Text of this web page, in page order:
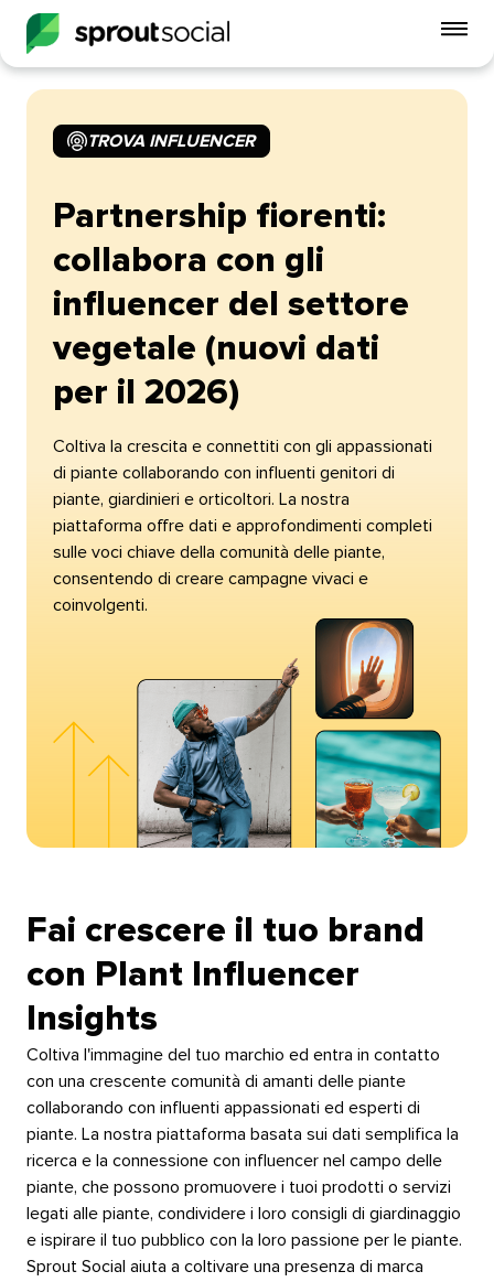
TROVA INFLUENCER​​
Partnership fiorenti:
collabora con gli
influencer del settore
vegetale (nuovi dati
per il 2026)​​
Coltiva la crescita e connettiti con gli appassionati
di piante collaborando con influenti genitori di
piante, giardinieri e orticoltori. La nostra
piattaforma offre dati e approfondimenti completi
sulle voci chiave della comunità delle piante,
consentendo di creare campagne vivaci e
coinvolgenti.​​
Fai crescere il tuo brand
con Plant Influencer
Insights​​
Coltiva l'immagine del tuo marchio ed entra in contatto
con una crescente comunità di amanti delle piante
collaborando con influenti appassionati ed esperti di
piante. La nostra piattaforma basata sui dati semplifica la
ricerca e la connessione con influencer nel campo delle
piante, che possono promuovere i tuoi prodotti o servizi
legati alle piante, condividere i loro consigli di giardinaggio
e ispirare il tuo pubblico con la loro passione per le piante.​​
Sprout Social aiuta a coltivare una presenza di marca